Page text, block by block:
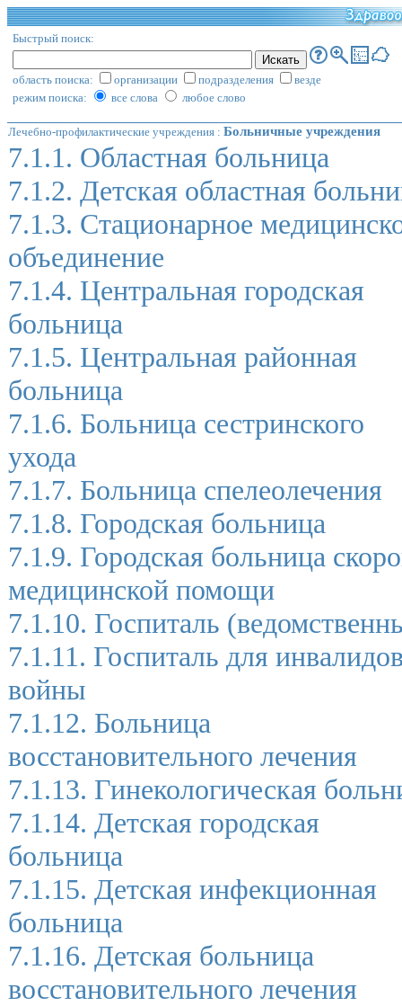
Быстрый поиск:
область поиска: организации подразделения
везде
режим поиска:
все слова любое слово
Лечебно-профилактические учреждения : Больничные учреждения
7.1.1. Областная больница
7.1.2. Детская областная
7.1.3. Стационарное
объединение
7.1.4. Центральная городская
больница
7.1.5. Центральная районная
больница
7.1.6. Больница сестринского
ухода
7.1.7. Больница спелеолечения
7.1.8. Городская больница
7.1.9. Городская больница
медицинской помощи
7.1.10. Госпиталь
7.1.11. Госпиталь для
войны
7.1.12. Больница
восстановительного лечения
7.1.13. Гинекологическая
7.1.14. Детская городская
больница
7.1.15. Детская инфекционная
больница
7.1.16. Детская больница
восстановительного лечения